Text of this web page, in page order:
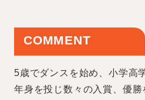
COMMENT
5歳でダンスを始め、小学高
年身を投じ数々の入賞、優勝